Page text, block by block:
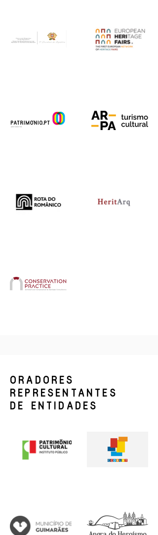
ORADORES
REPRESENTANTES
DE ENTIDADES